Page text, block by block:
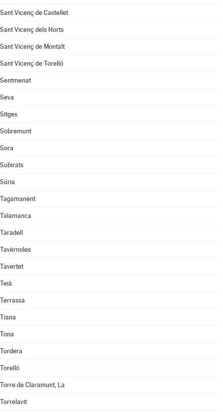
Sant Vicenç de Castellet
Sant Vicenç dels Horts
Sant Vicenç de Montalt
Sant Vicenç de Torelló
Sentmenat
Seva
Sitges
Sobremunt
Sora
Subirats
Súria
Tagamanent
Talamanca
Taradell
Tavèrnoles
Tavertet
Teià
Terrassa
Tiana
Tona
Tordera
Torelló
Torre de Claramunt, La
Torrelavit